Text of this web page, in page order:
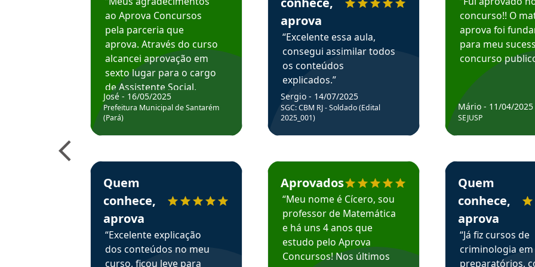
ao Aprova Concursos
pela parceria que
aprova. Através do curso
alcancei aprovação em
sexto lugar para o cargo
de Assistente Social.
Hoje estou atuando na
Prefeitura de Santarém.
José - 16/05/2025
Prefeitura Municipal de Santarém
(Pará)
Estudante Elais recomenda o Aprova Concursos em depoimento
Quem
conhece,
aprova
“Excelente explicação
dos conteúdos no meu
curso, ficou leve para
aprova
“Excelente essa aula,
consegui assimilar todos
os conteúdos
explicados.”
Sergio - 14/07/2025
SGC: CBM RJ - Soldado (Edital
2025_001)
Estudante Cicero recomenda o Aprova Concursos em depoimento
Aprovados
“Meu nome é Cícero, sou
professor de Matemática
e há uns 4 anos que
estudo pelo Aprova
Concursos! Nos últimos
concurso!! O
aprova foi
para meu
concurso
Mário - 11/04/2025
SEJUSP
Estudante Henrique
Quem
conhece,
aprova
“Já fiz cursos de
criminologia em
preparatórios,